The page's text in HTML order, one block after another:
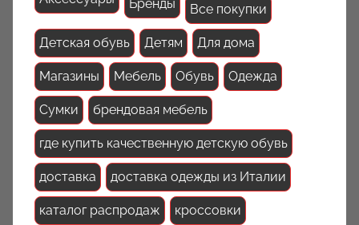
Бренды Все покупки
Детская обувь Детям Для дома
Магазины Мебель Обувь Одежда
Сумки брендовая мебель
где купить качественную детскую обувь
доставка доставка одежды из Италии
каталог распродаж кроссовки